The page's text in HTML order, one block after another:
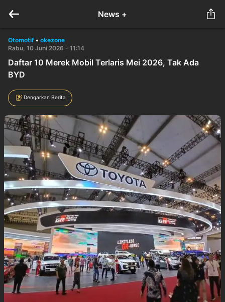
News +
Otomotif • okezone
Rabu, 10 Juni 2026 - 11:14
Daftar 10 Merek Mobil Terlaris Mei 2026, Tak Ada
BYD
Dengarkan Berita